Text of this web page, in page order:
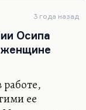
так
поэтому
формулы (для
3 года назад
Осипа
ее